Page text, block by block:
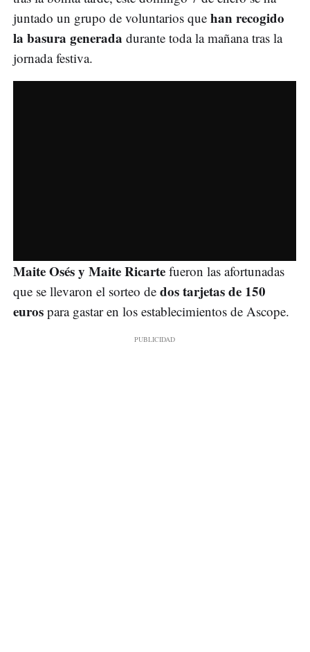
juntado un grupo de voluntarios que han recogido
la basura generada durante toda la mañana tras la
jornada festiva.
Maite Osés y Maite Ricarte fueron las afortunadas
que se llevaron el sorteo de dos tarjetas de 150
euros para gastar en los establecimientos de Ascope.